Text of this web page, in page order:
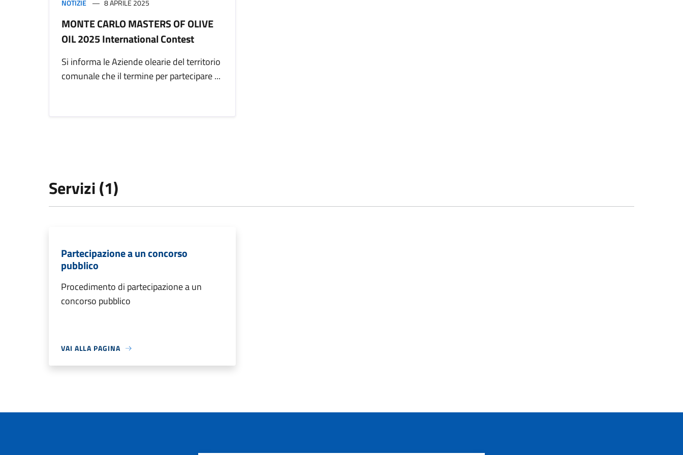
NOTIZIE 8 APRILE 2025
MONTE CARLO MASTERS OF OLIVE
OIL 2025 International Contest
Si informa le Aziende olearie del territorio
comunale che il termine per partecipare ...
Servizi (1)
Partecipazione a un concorso
pubblico
Procedimento di partecipazione a un
concorso pubblico
VAI ALLA PAGINA